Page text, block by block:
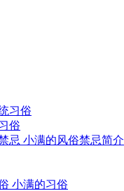
习俗
俗
忌 小满的风俗禁忌简介
小满的习俗